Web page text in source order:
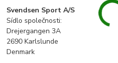
Svendsen Sport A/S
Sídlo společnosti:
Drejergangen 3A
2690 Karlslunde
Denmark